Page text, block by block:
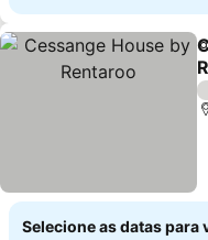
Selecione as datas para